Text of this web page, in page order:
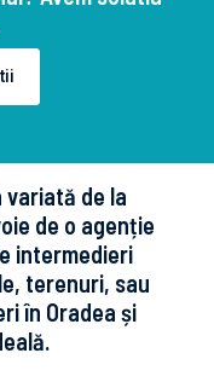
de la
de o agenție
intermedieri
terenuri, sau
în Oradea și